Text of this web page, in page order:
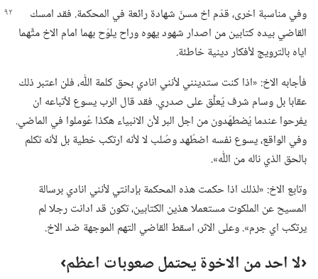
وفي مناسبة اخرى،‏ قدّم اخ مسنّ شهادة رائعة في المحكمة.‏ فقد امسك
القاضي بيده كتابين من اصدار شهود يهوه وراح يلوّح بهما امام الاخ متَّهما
اياه بالترويج لأفكار دينية خاطئة.‏
فأجابه الاخ:‏ «اذا كنت ستدينني لأنني انادي بحق كلمة اللّٰه،‏ فلن اعتبر ذلك
عقابا بل وسام شرف يُعلَّق على صدري.‏ فقد قال الرب يسوع لأتباعه ان
يفرحوا عندما يُضطهَدون من اجل البر لأن الانبياء هكذا عُوملوا في الماضي.‏
وفي الواقع،‏ يسوع نفسه اضطُهد وصُلب لا لأنه ارتكب خطية بل لأنه تكلم
بالحق الذي ناله من اللّٰه».‏
وتابع الاخ:‏ «لذلك اذا حكمت هذه المحكمة بإدانتي لأنني انادي برسالة
المسيح عن الملكوت مستعملا هذين الكتابين،‏ تكون قد ادانت رجلا لم
يرتكب اي جرم».‏ وعلى الاثر،‏ اسقط القاضي التهم الموجهة ضد الاخ.‏
‏‹لا احد من الاخوة يحتمل صعوبات اعظم›‏